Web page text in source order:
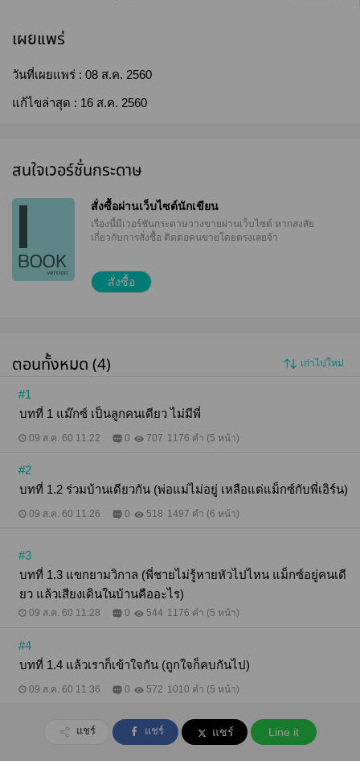
เผยแพร่
วันที่เผยแพร่ : 08 ส.ค. 2560
แก้ไขล่าสุด : 16 ส.ค. 2560
สนใจเวอร์ชั่นกระดาษ
สั่งซื้อผ่านเว็บไซต์นักเขียน
เรื่องนี้มีเวอร์ชันกระดาษวางขายผ่านเว็บไซต์ หากสงสัย
เกี่ยวกับการสั่งซื้อ ติดต่อคนขายโดยตรงเลยจ้า
สั่งซื้อ
ตอนทั้งหมด (4) เก่าไปใหม่
#1
บทที่ 1 แม๊กซ์ เป็นลูกคนเดียว ไม่มีพี่
09 ส.ค. 60 11:22 0 707 1176 คำ (5 หน้า)
#2
บทที่ 1.2 ร่วมบ้านเดียวกัน (พ่อแม่ไม่อยู่ เหลือแต่แม็กซ์กับพี่เอิร์น)
09 ส.ค. 60 11:26 0 518 1497 คำ (6 หน้า)
#3
บทที่ 1.3 แขกยามวิกาล (พี่ชายไม่รู้หายหัวไปไหน แม็กซ์อยู่คนเดี
ยว แล้วเสียงเดินในบ้านคืออะไร)
09 ส.ค. 60 11:28 0 544 1176 คำ (5 หน้า)
#4
บทที่ 1.4 แล้วเราก็เข้าใจกัน (ถูกใจก็คบกันไป)
09 ส.ค. 60 11:36 0 572 1010 คำ (5 หน้า)
แชร์ แชร์ แชร์ Line it